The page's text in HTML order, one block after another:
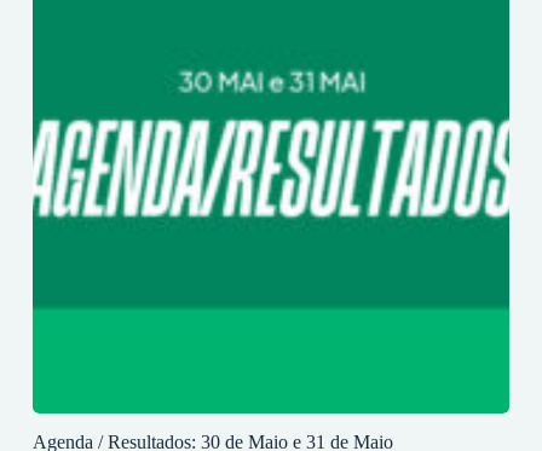
Agenda / Resultados: 30 de Maio e 31 de Maio